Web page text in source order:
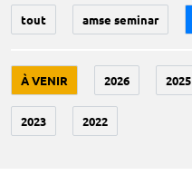
tout amse seminar
À VENIR 2026 2025
2023 2022